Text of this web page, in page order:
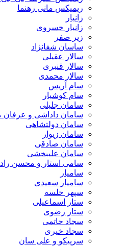
ریمیکس مانی رهنما
زانیار
زانیار خسروی
زیر صفر
ساسان شفانژاد
سالار عقیلی
سالار قنبری
سالار محمدی
سام آریس
سام کوشیار
سامان جلیلی
سامان داداشی و عرفان
سامان دولتشاهی
سامان زیوار
سامان صادقی
سامان علیبخشی
سامی استار و محسن راد
سامیار
سامیار سعیدی
سپهر خلسه
ستار اسماعیلی
ستار رضوی
سجاد حاتمی
سجاد خیری
سرپیکو و علی سان